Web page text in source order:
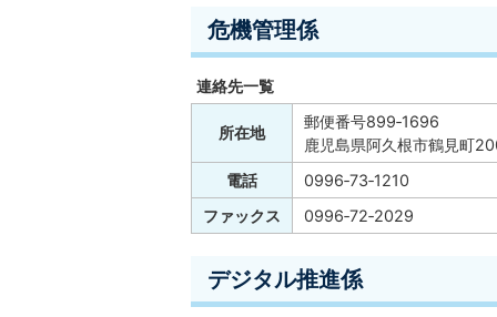
危機管理係
連絡先一覧
所在地
郵便番号899‐1696
鹿児島県阿久根市鶴見町
電話
0996‐73‐1210
ファックス
0996‐72‐2029
デジタル推進係